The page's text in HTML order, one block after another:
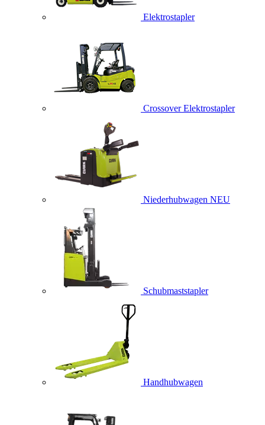
Elektrostapler
Crossover Elektrostapler
Niederhubwagen NEU
Schubmaststapler
Handhubwagen